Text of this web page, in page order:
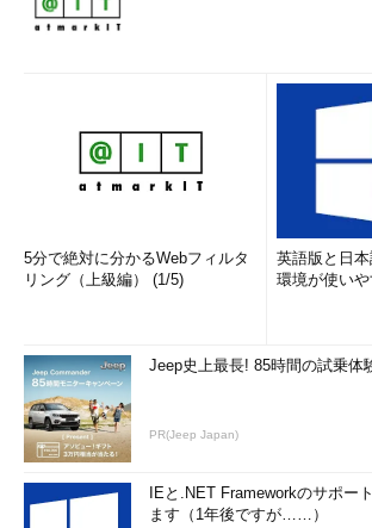
5分で絶対に分かるWebフィルタ
リング（上級編） (1/5)
英語版と日
環境が使いや
Jeep史上最長! 85時間の試乗体
PR(Jeep Japan)
IEと.NET Frameworkのサポー
ます（1年後ですが……）